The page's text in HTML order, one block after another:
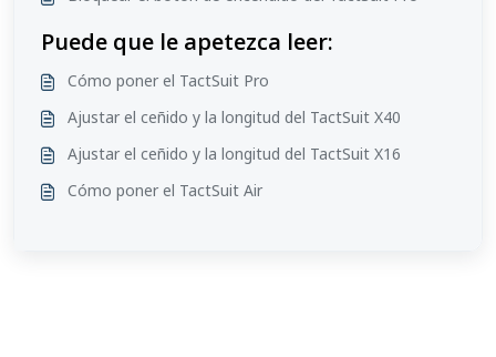
Puede que le apetezca leer:
Cómo poner el TactSuit Pro
Ajustar el ceñido y la longitud del TactSuit X40
Ajustar el ceñido y la longitud del TactSuit X16
Cómo poner el TactSuit Air